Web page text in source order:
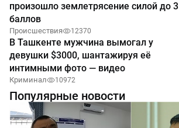
произошло землетрясение силой до 3
баллов
Происшествия 12370
В Ташкенте мужчина вымогал у
девушки $3000, шантажируя её
интимными фото — видео
Криминал 10972
Популярные новости